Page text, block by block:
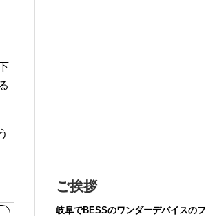
ご挨拶
岐阜でBESSのワンダーデバイスの